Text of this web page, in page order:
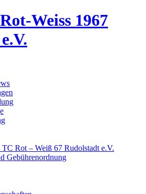
Weiss 1967
TC Rot – Weiß 67 Rudolstadt e.V.
Gebührenordnung